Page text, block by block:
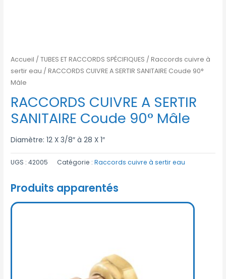
Accueil /TUBES ET RACCORDS SPÉCIFIQUES /Raccords cuivre à
sertir eau / RACCORDS CUIVRE A SERTIR SANITAIRE Coude 90°
Mâle
RACCORDS CUIVRE A SERTIR
SANITAIRE Coude 90° Mâle
Diamètre: 12 X 3/8″ à 28 X 1″
UGS :42005 Catégorie :Raccords cuivre à sertir eau
Produits apparentés